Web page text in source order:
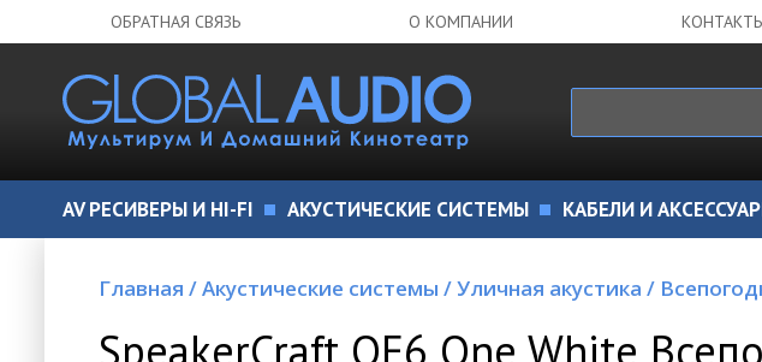
ОБРАТНАЯ СВЯЗЬ О КОМПАНИИ
AV РЕСИВЕРЫ И HI-FI АКУСТИЧЕСКИЕ СИСТЕМЫ КАБЕЛИ И
Главная /Акустические системы /Уличная акустика /